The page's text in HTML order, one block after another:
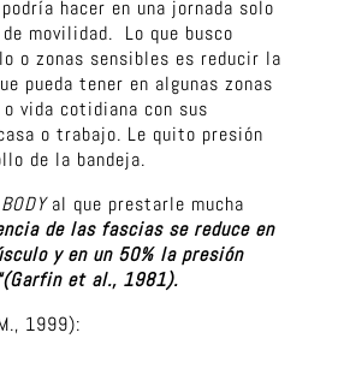
hacer en una jornada solo
movilidad. Lo que busco
o zonas sensibles es reducir la
pueda tener en algunas zonas
vida cotidiana con sus
o trabajo. Le quito presión
de la bandeja.
al que prestarle mucha
de las fascias se reduce en
y en un 50% la presión
et al., 1981).
1999):